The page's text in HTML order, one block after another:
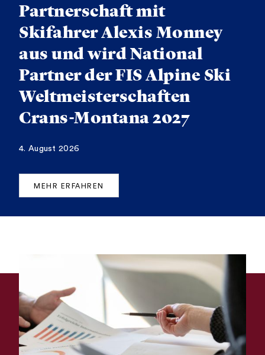
Partnerschaft mit
Skifahrer Alexis Monney
aus und wird National
Partner der FIS Alpine Ski
Weltmeisterschaften
Crans-Montana 2027
4. August 2026
MEHR ERFAHREN